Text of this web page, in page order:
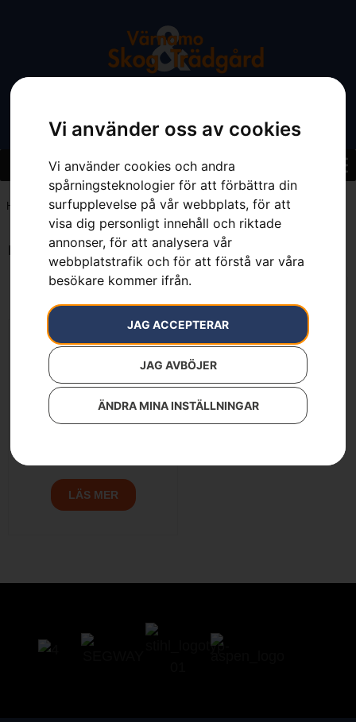
Vi använder oss av cookies
Vi använder cookies och andra
spårningsteknologier för att förbättra din
surfupplevelse på vår webbplats, för att
visa dig personligt innehåll och riktade
annonser, för att analysera vår
webbplatstrafik och för att förstå var våra
besökare kommer ifrån.
JAG ACCEPTERAR
JAG AVBÖJER
ÄNDRA MINA INSTÄLLNINGAR
Hem 140 mm
Endast ett sökresultat
LÄS MER